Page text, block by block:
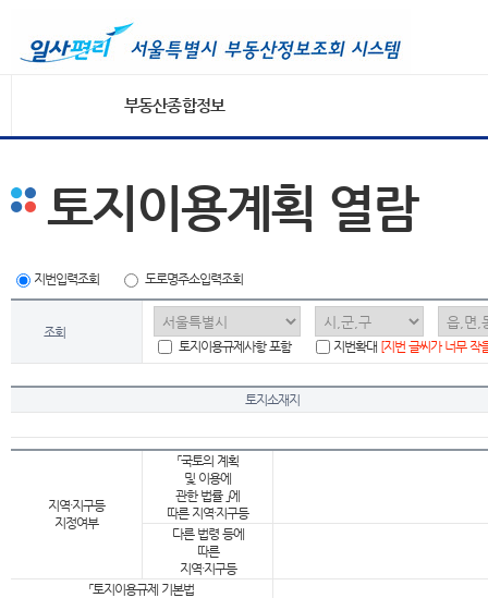
부동산종합정보
토지이용계획 열람
지번입력조회 도로명주소입력조회
조회
토지이용규제사항 포함
지번확대 [지번 글씨가 너무 작
토지소재지
지역·지구등
지정여부
「국토의 계획
및 이용에
관한 법률 」에
따른 지역·지구등
다른 법령 등에
따른
지역·지구등
「토지이용규제 기본법